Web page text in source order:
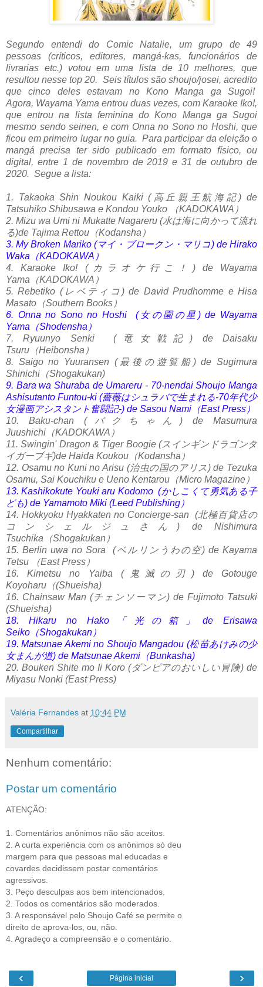
Segundo entendi do Comic Natalie, um grupo de 49
pessoas (críticos, editores, mangá-kas, funcionários de
livrarias etc.) votou em uma lista de 10 melhores, que
resultou nesse top 20. Seis títulos são shoujo/josei, acredito
que cinco deles estavam no Kono Manga ga Sugoi!
Agora, Wayama Yama entrou duas vezes, com Karaoke Iko!,
que entrou na lista feminina do Kono Manga ga Sugoi
mesmo sendo seinen, e com Onna no Sono no Hoshi, que
ficou em primeiro lugar no guia. Para participar da eleição o
mangá precisa ter sido publicado em formato físico, ou
digital, entre 1 de novembro de 2019 e 31 de outubro de
2020. Segue a lista:
1. Takaoka Shin Noukou Kaiki (高丘親王航海記) de
Tatsuhiko Shibusawa e Kondou Youko （KADOKAWA）
2. Mizu wa Umi ni Mukatte Nagareru (水は海に向かって流れ
る)de Tajima Rettou（Kodansha）
3. My Broken Mariko (マイ・ブロークン・マリコ) de Hirako
Waka（KADOKAWA）
4. Karaoke Iko! (カラオケ行こ！) de Wayama
Yama（KADOKAWA）
5. Rebetiko (レベティコ) de David Prudhomme e Hisa
Masato（Southern Books）
6. Onna no Sono no Hoshi (女の園の星) de Wayama
Yama（Shodensha）
7. Ryuunyo Senki (竜女戦記) de Daisaku
Tsuru（Heibonsha）
8. Saigo no Yuuransen (最後の遊覧船) de Sugimura
Shinichi（Shogakukan)
9. Bara wa Shuraba de Umareru - 70-nendai Shoujo Manga
Ashisutanto Funtou-ki (薔薇はシュラバで生まれる-70年代少
女漫画アシスタント奮闘記-) de Sasou Nami（East Press）
10. Baku-chan (バクちゃん) de Masumura
Juushichi（KADOKAWA）
11. Swingin' Dragon & Tiger Boogie (スインギンドラゴンタ
イガーブギ)de Haida Koukou（Kodansha）
12. Osamu no Kuni no Arisu (治虫の国のアリス) de Tezuka
Osamu, Sai Kouchiku e Ueno Kentarou（Micro Magazine）
13. Kashikokute Youki aru Kodomo (かしこくて勇気ある子
ども) de Yamamoto Miki (Leed Publishing）
14. Hokkyoku Hyakkaten no Concierge-san (北極百貨店の
コンシェルジュさん) de Nishimura
Tsuchika（Shogakukan）
15. Berlin uwa no Sora (ベルリンうわの空) de Kayama
Tetsu （East Press）
16. Kimetsu no Yaiba (鬼滅の刃) de Gotouge
Koyoharu（(Shueisha)
16. Chainsaw Man (チェンソーマン) de Fujimoto Tatsuki
(Shueisha)
18. Hikaru no Hako「光の箱」de Erisawa
Seiko（Shogakukan）
19. Matsunae Akemi no Shoujo Mangadou (松苗あけみの少
女まんが道) de Matsunae Akemi（Bunkasha)
20. Bouken Shite mo Ii Koro (ダンピアのおいしい冒険) de
Miyasu Nonki (East Press)
Valéria Fernandes at 10:44 PM
Compartilhar
Nenhum comentário:
Postar um comentário
ATENÇÃO:
1. Comentários anônimos não são aceitos.
2. A curta experiência com os anônimos só deu
margem para que pessoas mal educadas e
covardes decidissem postar comentários
agressivos.
3. Peço desculpas aos bem intencionados.
2. Todos os comentários são moderados.
3. A responsável pelo Shoujo Café se permite o
direito de aprova-los, ou, não.
4. Agradeço a compreensão e o comentário.
‹ ›
Página inicial